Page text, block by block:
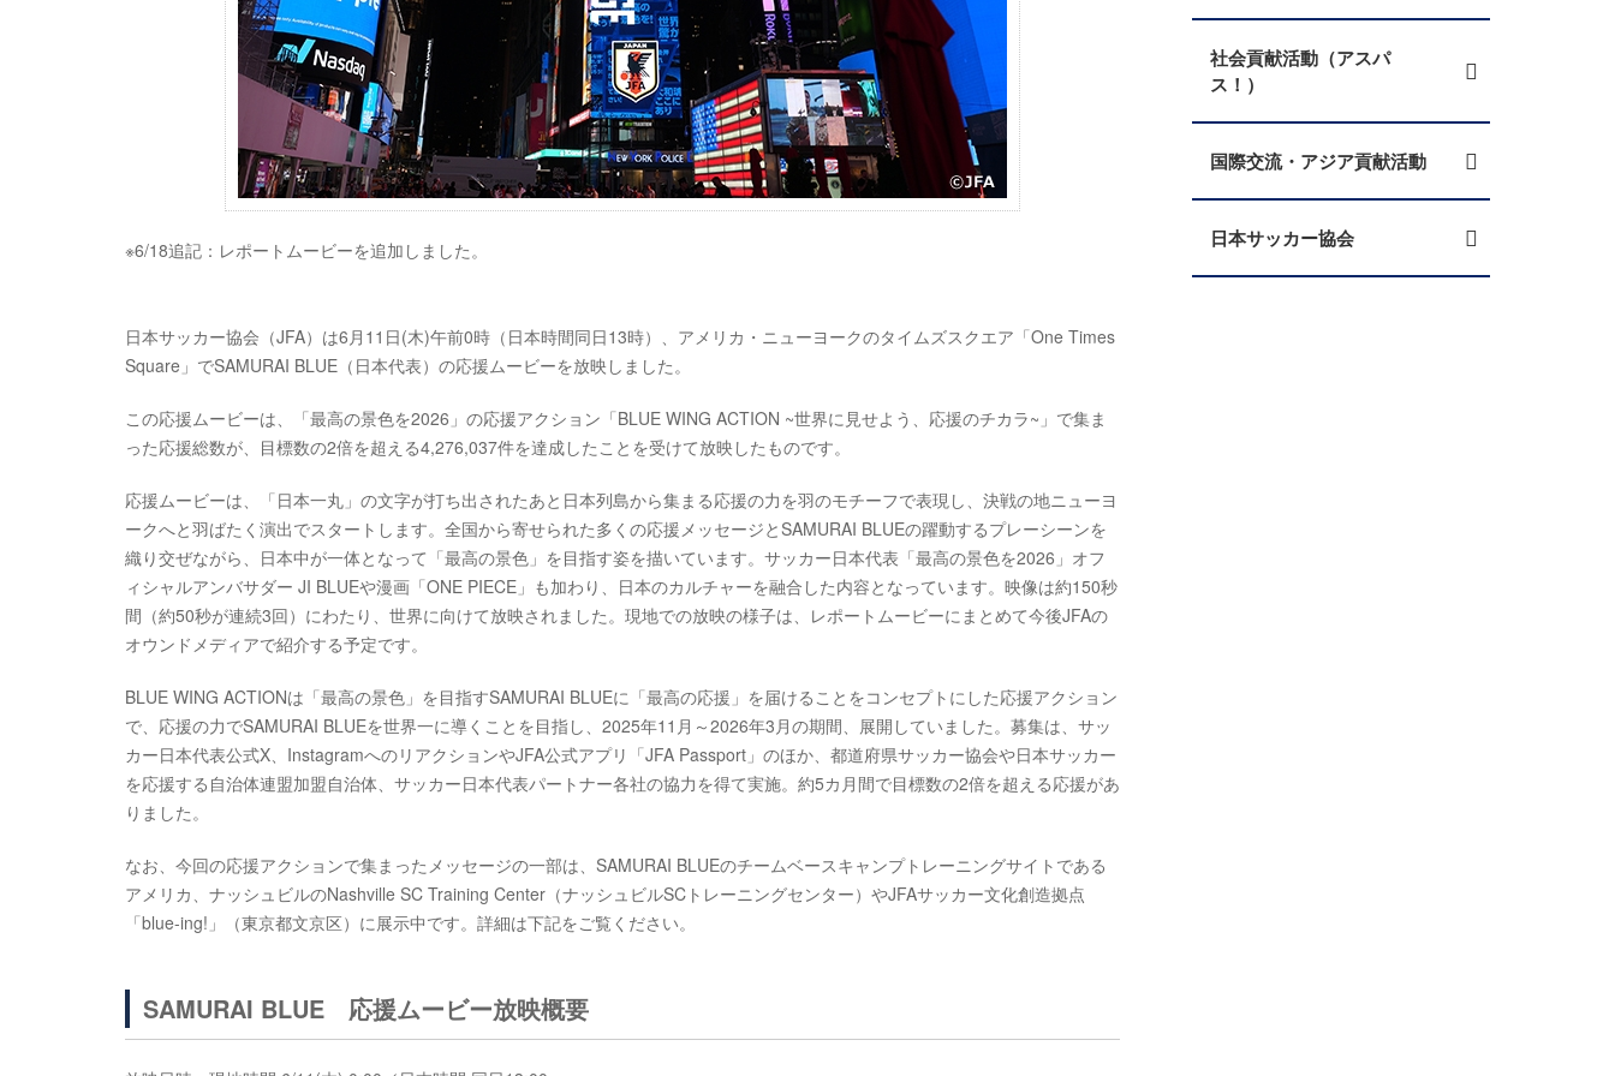
※6/18追記：レポートムービーを追加しました。
日本サッカー協会（JFA）は6月11日(木)午前0時（日本時間同日13時）、アメリカ・ニューヨークのタイムズスクエア「One Times
Square」でSAMURAI BLUE（日本代表）の応援ムービーを放映しました。
この応援ムービーは、「最高の景色を2026」の応援アクション「BLUE WING ACTION ~世界に見せよう、応援のチカラ~」で集ま
った応援総数が、目標数の2倍を超える4,276,037件を達成したことを受けて放映したものです。
応援ムービーは、「日本一丸」の文字が打ち出されたあと日本列島から集まる応援の力を羽のモチーフで表現し、決戦の地ニューヨ
ークへと羽ばたく演出でスタートします。全国から寄せられた多くの応援メッセージとSAMURAI BLUEの躍動するプレーシーンを
織り交ぜながら、日本中が一体となって「最高の景色」を目指す姿を描いています。サッカー日本代表「最高の景色を2026」オフ
ィシャルアンバサダー JI BLUEや漫画「ONE PIECE」も加わり、日本のカルチャーを融合した内容となっています。映像は約150秒
間（約50秒が連続3回）にわたり、世界に向けて放映されました。現地での放映の様子は、レポートムービーにまとめて今後JFAの
オウンドメディアで紹介する予定です。
BLUE WING ACTIONは「最高の景色」を目指すSAMURAI BLUEに「最高の応援」を届けることをコンセプトにした応援アクション
で、応援の力でSAMURAI BLUEを世界一に導くことを目指し、2025年11月～2026年3月の期間、展開していました。募集は、サッ
カー日本代表公式X、InstagramへのリアクションやJFA公式アプリ「JFA Passport」のほか、都道府県サッカー協会や日本サッカー
を応援する自治体連盟加盟自治体、サッカー日本代表パートナー各社の協力を得て実施。約5カ月間で目標数の2倍を超える応援があ
りました。
なお、今回の応援アクションで集まったメッセージの一部は、SAMURAI BLUEのチームベースキャンプトレーニングサイトである
アメリカ、ナッシュビルのNashville SC Training Center（ナッシュビルSCトレーニングセンター）やJFAサッカー文化創造拠点
「blue-ing!」（東京都文京区）に展示中です。詳細は下記をご覧ください。
SAMURAI BLUE 応援ムービー放映概要
社会貢献活動（アスパ
ス！）
国際交流・アジア貢献活動
日本サッカー協会